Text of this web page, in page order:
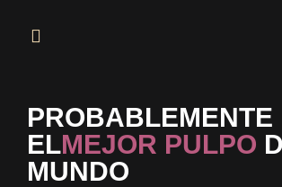
PROBABLEMENTE
ELMEJOR PULPO
MUNDO